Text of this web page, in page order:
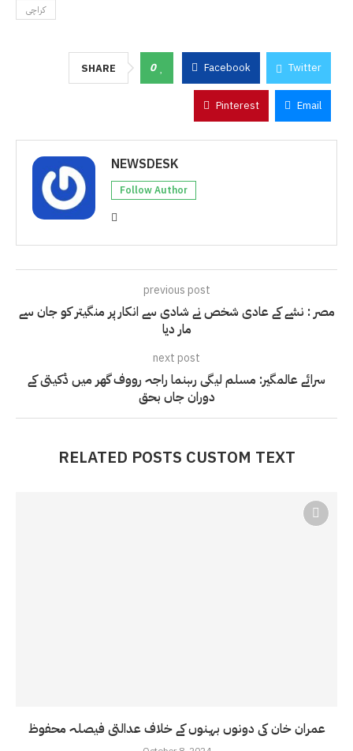
کراچی
SHARE 0 Facebook Twitter
Pinterest Email
NEWSDESK
Follow Author
previous post
مصر : نشے کے عادی شخص نے شادی سے انکار پر منگیتر کو جان سے
مار دیا
next post
سرائے عالمگیر: مسلم لیگی رہنما راجہ رووف گھر میں ڈکیتی کے
دوران جاں بحق
RELATED POSTS CUSTOM TEXT
عمران خان کی دونوں بہنوں کے خلاف عدالتی فیصلہ محفوظ